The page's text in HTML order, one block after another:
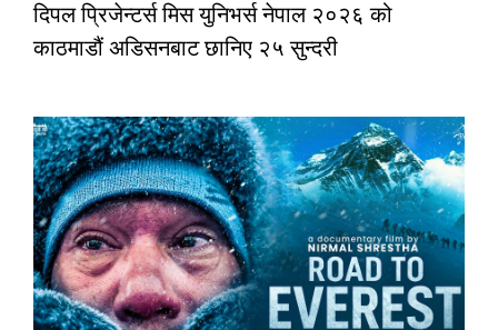
दिपल प्रिजेन्टर्स मिस युनिभर्स नेपाल २०२६ को
काठमाडौं अडिसनबाट छानिए २५ सुन्दरी